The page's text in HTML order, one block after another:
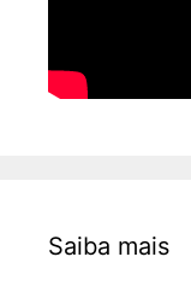
Saiba mais